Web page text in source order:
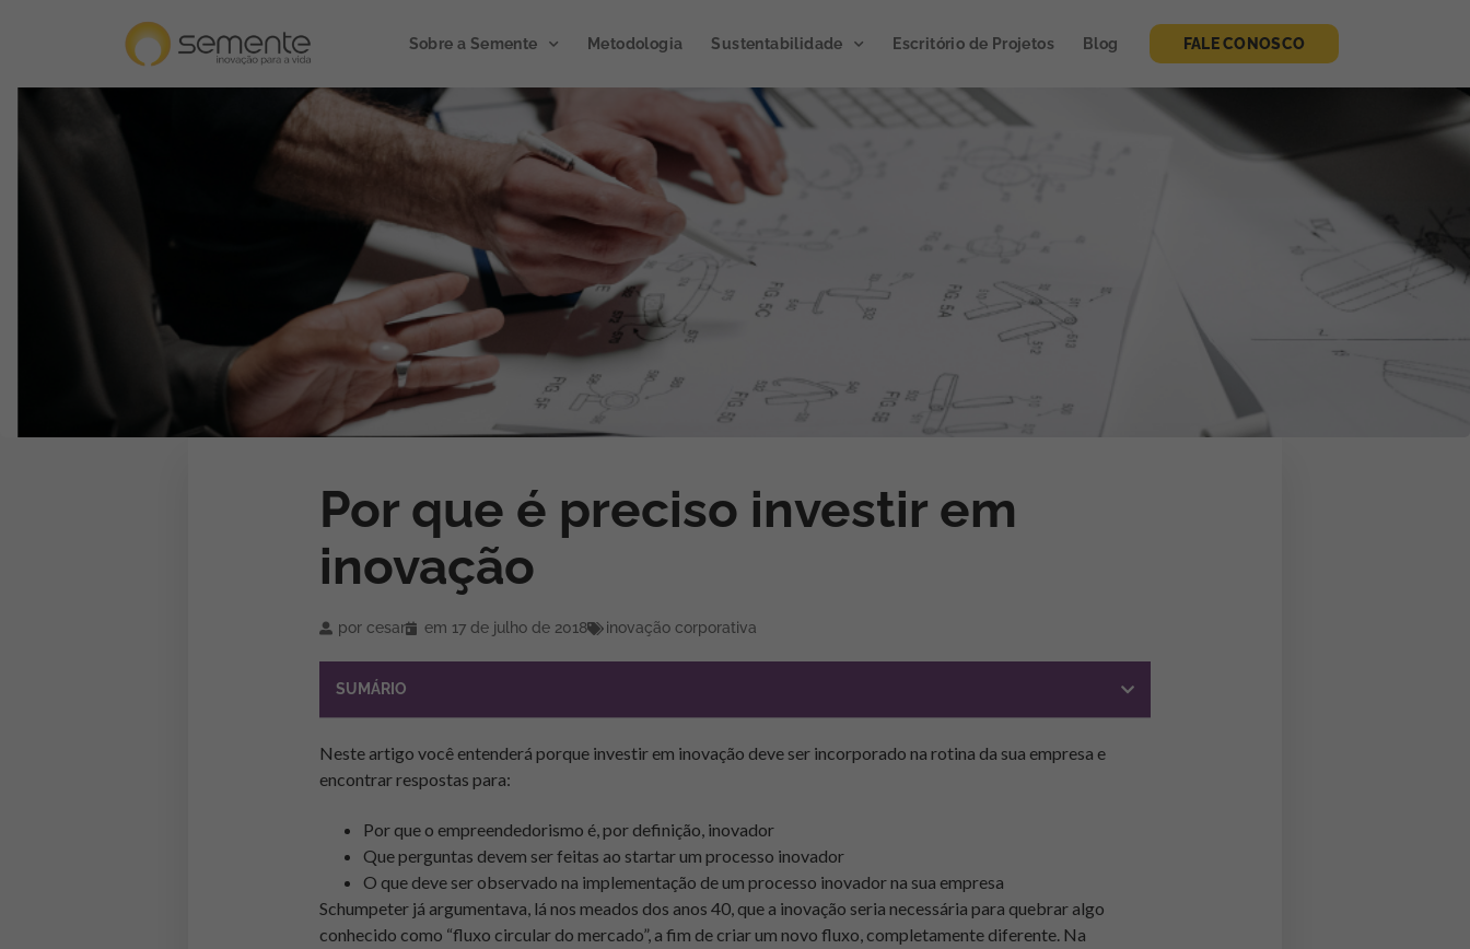
Sobre a Semente Metodologia Sustentabilidade Escritório de Projetos Blog FALE CONOSCO
Por que é preciso investir em
inovação
por cesar em 17 de julho de 2018 inovação corporativa
SUMÁRIO
Neste artigo você entenderá porque investir em inovação deve ser incorporado na rotina da sua empresa e
encontrar respostas para:
Por que o empreendedorismo é, por definição, inovador
Que perguntas devem ser feitas ao startar um processo inovador
O que deve ser observado na implementação de um processo inovador na sua empresa
Schumpeter já argumentava, lá nos meados dos anos 40, que a inovação seria necessária para quebrar algo
conhecido como “fluxo circular do mercado”, a fim de criar um novo fluxo, completamente diferente. Na